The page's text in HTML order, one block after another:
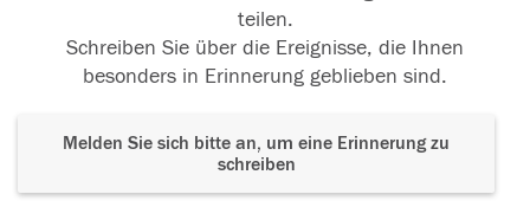
teilen.
Schreiben Sie über die Ereignisse, die Ihnen
besonders in Erinnerung geblieben sind.
Melden Sie sich bitte an, um eine Erinnerung zu
schreiben